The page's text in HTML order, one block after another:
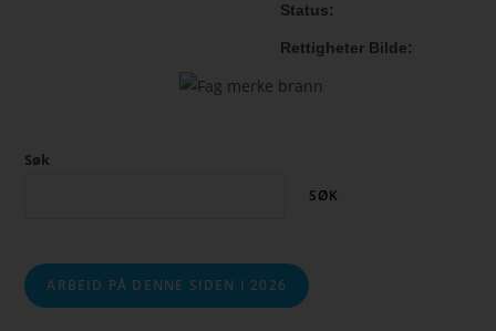
Status
Rettigheter Bilde
Søk
SØK
ARBEID PÅ DENNE SIDEN I 2026